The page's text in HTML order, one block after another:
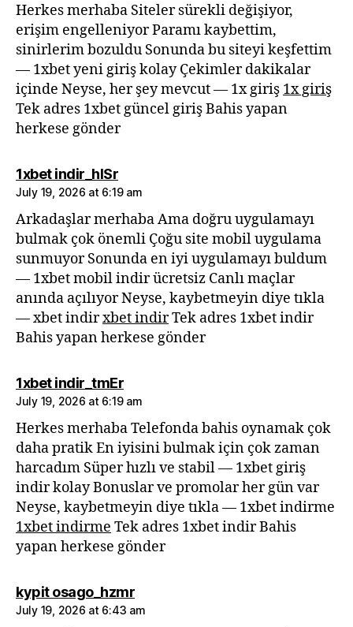
Herkes merhaba Siteler sürekli değişiyor,
erişim engelleniyor Paramı kaybettim,
sinirlerim bozuldu Sonunda bu siteyi keşfettim
— 1xbet yeni giriş kolay Çekimler dakikalar
içinde Neyse, her şey mevcut — 1x giriş 1x giriş
Tek adres 1xbet güncel giriş Bahis yapan
herkese gönder
1xbet indir_hlSrsays:
July 19, 2026 at 6:19 am
Arkadaşlar merhaba Ama doğru uygulamayı
bulmak çok önemli Çoğu site mobil uygulama
sunmuyor Sonunda en iyi uygulamayı buldum
— 1xbet mobil indir ücretsiz Canlı maçlar
anında açılıyor Neyse, kaybetmeyin diye tıkla
— xbet indirxbet indirTek adres 1xbet indir
Bahis yapan herkese gönder
1xbet indir_tmErsays:
July 19, 2026 at 6:19 am
Herkes merhaba Telefonda bahis oynamak çok
daha pratik En iyisini bulmak için çok zaman
harcadım Süper hızlı ve stabil — 1xbet giriş
indir kolay Bonuslar ve promolar her gün var
Neyse, kaybetmeyin diye tıkla — 1xbet indirme
1xbet indirme Tek adres 1xbet indir Bahis
yapan herkese gönder
kypit osago_hzmrsays:
July 19, 2026 at 6:43 am